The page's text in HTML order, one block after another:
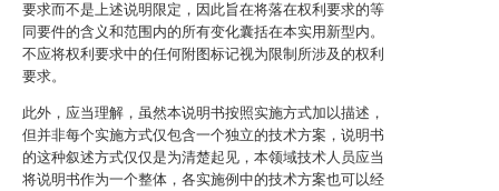
要求而不是上述说明限定，因此旨在将落在权利要求的等
同要件的含义和范围内的所有变化囊括在本实用新型内。
不应将权利要求中的任何附图标记视为限制所涉及的权利
要求。
此外，应当理解，虽然本说明书按照实施方式加以描述，
但并非每个实施方式仅包含一个独立的技术方案，说明书
的这种叙述方式仅仅是为清楚起见，本领域技术人员应当
将说明书作为一个整体，各实施例中的技术方案也可以经